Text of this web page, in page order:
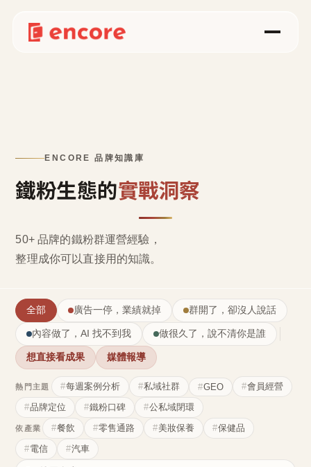
ENCORE 品牌知識庫
鐵粉生態的實戰洞察
50+ 品牌的鐵粉群運營經驗，
整理成你可以直接用的知識。
全部 廣告一停，業績就掉 群開了，卻沒人說話
內容做了，AI 找不到我 做很久了，說不清你是誰
想直接看成果 媒體報導
熱門主題 每週案例分析 私域社群 GEO
會員經營
品牌定位
鐵粉口碑 公私域閉環
依產業 餐飲 零售通路 美妝保養
保健品
電信
汽車